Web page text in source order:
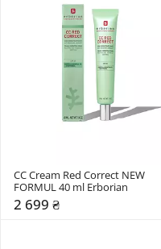
CC Cream Red Correct NEW
FORMUL 40 ml Erborian
2 699 ₴